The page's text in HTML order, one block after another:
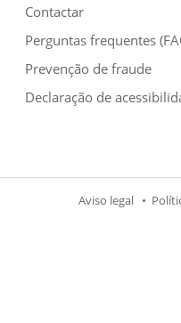
Contactar
Perguntas frequentes
Prevenção de fraude
Declaração de
Aviso legal